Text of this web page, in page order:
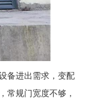
备进出需求，变配
常规门宽度不够，